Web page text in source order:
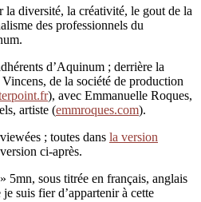
la diversité, la créativité, le gout de la
des professionnels du
d’Aquinum ; derrière la
de la société de production
), avec Emmanuelle Roques,
artiste (emmroques.com).
; toutes dans la version
ci-après.
5mn, sous titrée en français, anglais
suis fier d’appartenir à cette